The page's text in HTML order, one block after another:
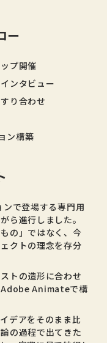
ー
プ開催
ンタビュー
り合わせ
ン構築
で登場する専門用
ら進行しました。
の」ではなく、今
クトの理念を存分
トの造形に合わせ
Adobe Animateで構
デアをそのまま比
の過程で出てきた